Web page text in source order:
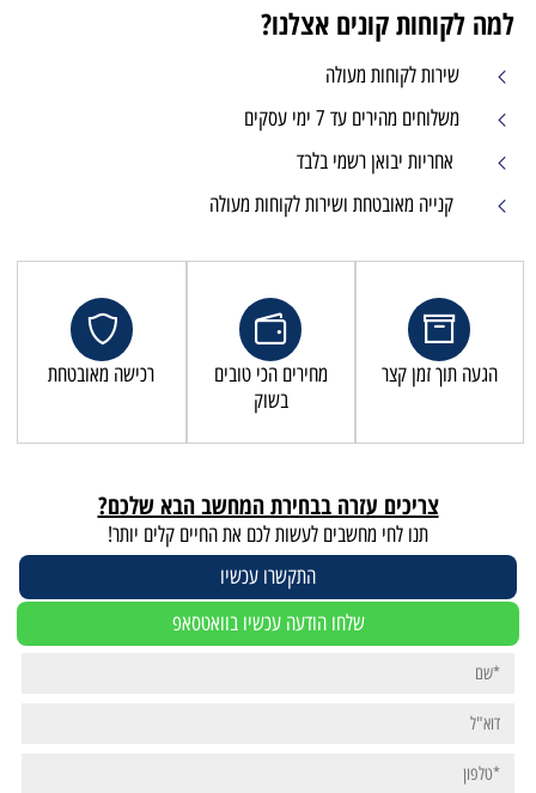
למה לקוחות קונים אצלנו?
שירות לקוחות מעולה
משלוחים מהירים עד 7 ימי עסקים
אחריות יבואן רשמי בלבד
קנייה מאובטחת ושירות לקוחות מעולה
הגעה תוך זמן קצר
מחירים הכי טובים
בשוק
רכישה מאובטחת
צריכים עזרה בבחירת המחשב הבא שלכם?
תנו לחי מחשבים לעשות לכם את החיים קלים יותר!
התקשרו עכשיו
שלחו הודעה עכשיו בוואטסאפ